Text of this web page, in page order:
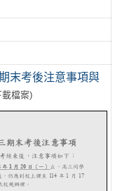
末考後注意事項與
檔案)